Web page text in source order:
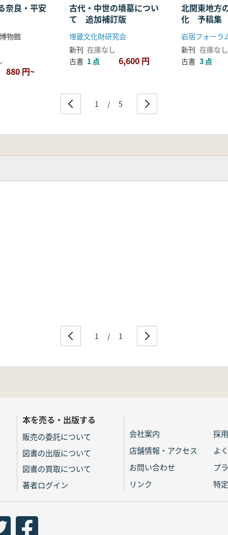
奈良・平安
物館
880 円~
古代・中世の墳墓につい
て 追加補訂版
埋蔵文化財研究会
新刊 在庫なし
古書 1 点 6,600 円
北関東地方
化 予稿集
岩宿フォーラ
新刊 在庫なし
古書 3 点
1 / 5
1 / 1
本を売る・出版する
販売の委託について
図書の出版について
図書の買取について
著者ログイン
会社案内
採
店舗情報・アクセス
よ
お問い合わせ
プ
リンク
特